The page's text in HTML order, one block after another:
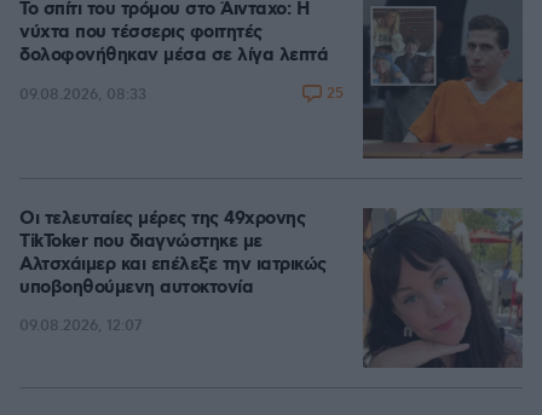
Το σπίτι του τρόμου στο Άινταχο: Η
νύχτα που τέσσερις φοιτητές
δολοφονήθηκαν μέσα σε λίγα λεπτά
09.08.2026, 08:33 25
Οι τελευταίες μέρες της 49χρονης
TikToker που διαγνώστηκε με
Αλτσχάιμερ και επέλεξε την ιατρικώς
υποβοηθούμενη αυτοκτονία
09.08.2026, 12:07